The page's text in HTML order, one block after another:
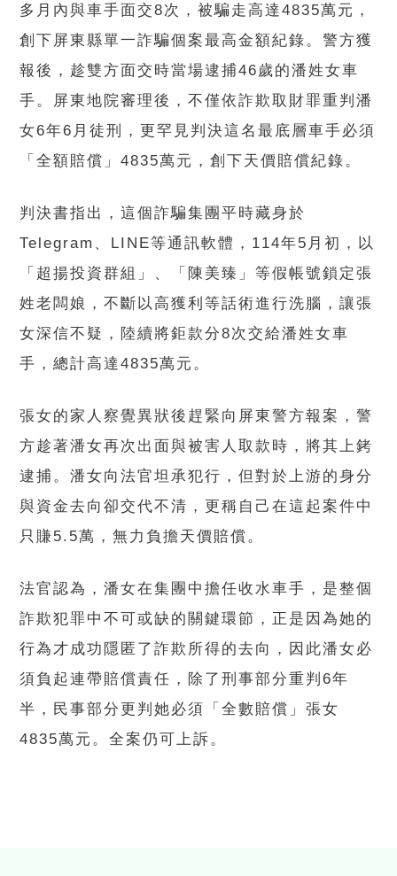
多月內與車手面交8次，被騙走高達4835萬元，
創下屏東縣單一詐騙個案最高金額紀錄。警方獲
報後，趁雙方面交時當場逮捕46歲的潘姓女車
手。屏東地院審理後，不僅依詐欺取財罪重判潘
女6年6月徒刑，更罕見判決這名最底層車手必須
「全額賠償」4835萬元，創下天價賠償紀錄。
判決書指出，這個詐騙集團平時藏身於
Telegram、LINE等通訊軟體，114年5月初，以
「超揚投資群組」、「陳美臻」等假帳號鎖定張
姓老闆娘，不斷以高獲利等話術進行洗腦，讓張
女深信不疑，陸續將鉅款分8次交給潘姓女車
手，總計高達4835萬元。
張女的家人察覺異狀後趕緊向屏東警方報案，警
方趁著潘女再次出面與被害人取款時，將其上銬
逮捕。潘女向法官坦承犯行，但對於上游的身分
與資金去向卻交代不清，更稱自己在這起案件中
只賺5.5萬，無力負擔天價賠償。
法官認為，潘女在集團中擔任收水車手，是整個
詐欺犯罪中不可或缺的關鍵環節，正是因為她的
行為才成功隱匿了詐欺所得的去向，因此潘女必
須負起連帶賠償責任，除了刑事部分重判6年
半，民事部分更判她必須「全數賠償」張女
4835萬元。全案仍可上訴。